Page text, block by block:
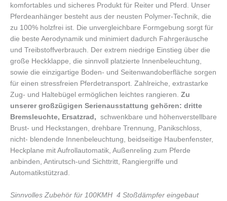
komfortables und sicheres Produkt für Reiter und Pferd. Unser
Pferdeanhänger besteht aus der neusten Polymer-Technik, die
zu 100% holzfrei ist. Die unvergleichbare Formgebung sorgt für
die beste Aerodynamik und minimiert dadurch Fahrgeräusche
und Treibstoffverbrauch. Der extrem niedrige Einstieg über die
große Heckklappe, die sinnvoll platzierte Innenbeleuchtung,
sowie die einzigartige Boden- und Seitenwandoberfläche sorgen
für einen stressfreien Pferdetransport. Zahlreiche, extrastarke
Zug- und Haltebügel ermöglichen leichtes rangieren. Zu
unserer großzügigen Serienausstattung gehören: dritte
Bremsleuchte, Ersatzrad, schwenkbare und höhenverstellbare
Brust- und Heckstangen, drehbare Trennung, Panikschloss,
nicht- blendende Innenbeleuchtung, beidseitige Haubenfenster,
Heckplane mit Aufrollautomatik, Außenreling zum Pferde
anbinden, Antirutsch-und Sichttritt, Rangiergriffe und
Automatikstützrad.
Sinnvolles Zubehör für 100KMH 4 Stoßdämpfer eingebaut